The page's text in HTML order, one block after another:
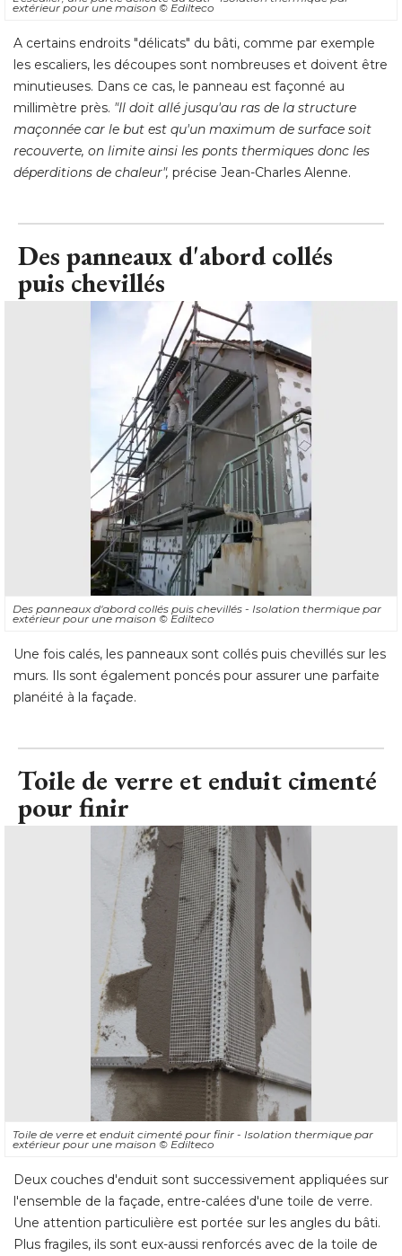
extérieur pour une maison © Edilteco
A certains endroits "délicats" du bâti, comme par exemple
les escaliers, les découpes sont nombreuses et doivent être
minutieuses. Dans ce cas, le panneau est façonné au
millimètre près. "Il doit allé jusqu'au ras de la structure
maçonnée car le but est qu'un maximum de surface soit
recouverte, on limite ainsi les ponts thermiques donc les
déperditions de chaleur", précise Jean-Charles Alenne.
Des panneaux d'abord collés
puis chevillés
Des panneaux d'abord collés puis chevillés - Isolation thermique par
extérieur pour une maison © Edilteco
Une fois calés, les panneaux sont collés puis chevillés sur les
murs. Ils sont également poncés pour assurer une parfaite
planéité à la façade.
Toile de verre et enduit cimenté
pour finir
Toile de verre et enduit cimenté pour finir - Isolation thermique par
extérieur pour une maison © Edilteco
Deux couches d'enduit sont successivement appliquées sur
l'ensemble de la façade, entre-calées d'une toile de verre.
Une attention particulière est portée sur les angles du bâti.
Plus fragiles, ils sont eux-aussi renforcés avec de la toile de